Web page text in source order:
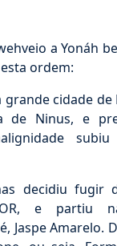
a Yonáh
ordem:
cidade de
de Ninus, e
decidiu fugir
e partiu
Jaspe Amarelo.